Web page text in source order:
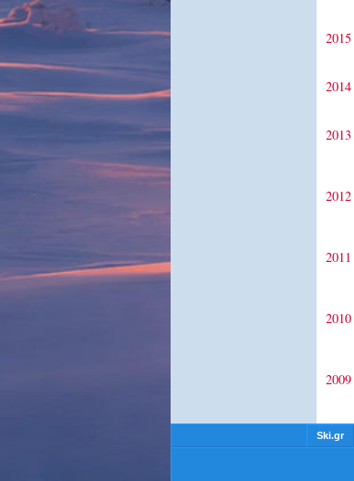
2015
2014
2013
2012
2011
2010
2009
Ski.gr